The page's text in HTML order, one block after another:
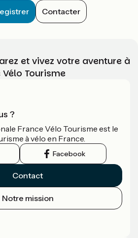
Contacter
et vivez votre aventure à
Vélo Tourisme
?
France Vélo Tourisme est le
à vélo en France.
Facebook
Contact
Notre mission